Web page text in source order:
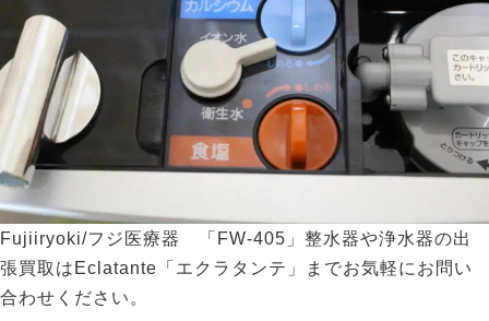
Fujiiryoki/フジ医療器 「FW-405」整水器や浄水器の出
張買取はEclatante「エクラタンテ」までお気軽にお問い
合わせください。